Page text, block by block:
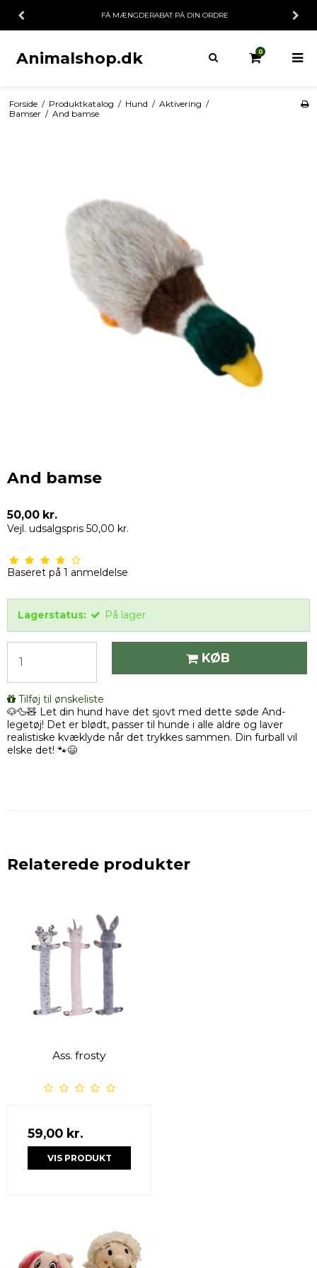
FÅ MÆNGDERABAT PÅ DIN ORDRE
Animalshop.dk 0
Forside / Produktkatalog / Hund / Aktivering /
Bamser / And bamse
And bamse
50,00 kr.
Vejl. udsalgspris 50,00 kr.
Baseret på 1 anmeldelse
Lagerstatus: På lager
KØB
Tilføj til ønskeliste
🐶🦆🧸 Let din hund have det sjovt med dette søde And-
legetøj! Det er blødt, passer til hunde i alle aldre og laver
realistiske kvæklyde når det trykkes sammen. Din furball vil
elske det! 🐾😄
Relaterede produkter
Ass. frosty
59,00 kr.
VIS PRODUKT